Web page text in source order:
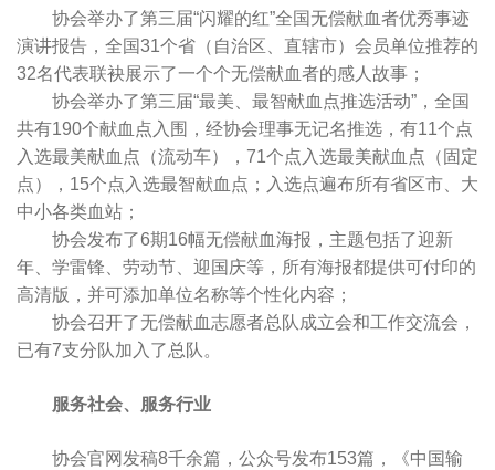
协会举办了第三届“闪耀的红”全国无偿献血者优秀事迹
演讲报告，全国31个省（自治区、直辖市）会员单位推荐的
32名代表联袂展示了一个个无偿献血者的感人故事；
协会举办了第三届“最美、最智献血点推选活动”，全国
共有190个献血点入围，经协会理事无记名推选，有11个点
入选最美献血点（流动车），71个点入选最美献血点（固定
点），15个点入选最智献血点；入选点遍布所有省区市、大
中小各类血站；
协会发布了6期16幅无偿献血海报，主题包括了迎新
年、学雷锋、劳动节、迎国庆等，所有海报都提供可付印的
高清版，并可添加单位名称等个性化内容；
协会召开了无偿献血志愿者总队成立会和工作交流会，
已有7支分队加入了总队。
服务社会、服务行业
协会官网发稿8千余篇，公众号发布153篇，《中国输